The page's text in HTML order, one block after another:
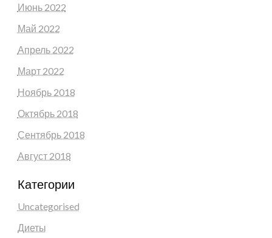
Июнь 2022
Май 2022
Апрель 2022
Март 2022
Ноябрь 2018
Октябрь 2018
Сентябрь 2018
Август 2018
Категории
Uncategorised
Диеты